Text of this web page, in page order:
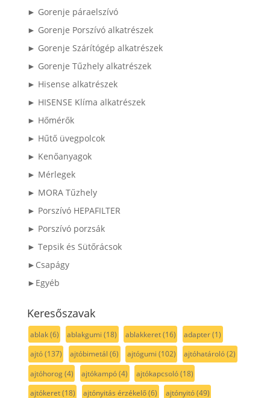
► Gorenje páraelszívó
► Gorenje Porszívó alkatrészek
► Gorenje Szárítógép alkatrészek
► Gorenje Tűzhely alkatrészek
► Hisense alkatrészek
► HISENSE Klíma alkatrészek
► Hőmérők
► Hűtő üvegpolcok
► Kenőanyagok
► Mérlegek
► MORA Tűzhely
► Porszívó HEPAFILTER
► Porszívó porzsák
► Tepsik és Sütőrácsok
►Csapágy
►Egyéb
Keresőszavak
ablak(6) ablakgumi (18) ablakkeret(16) adapter(1)
ajtó(137) ajtóbimetál (6) ajtógumi (102) ajtóhatároló(2)
ajtóhorog(4) ajtókampó(4) ajtókapcsoló(18)
ajtókeret(18) ajtónyitás érzékelő(6) ajtónyitó(49)